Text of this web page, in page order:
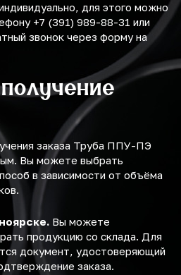
для этого можно
+7 (391) 989-88-31 или
звонок через форму на
заказа Труба ППУ-ПЭ
Вы можете выбрать
в зависимости от объёма
Вы можете
продукцию со склада. Для
документ, удостоверяющий
заказа.